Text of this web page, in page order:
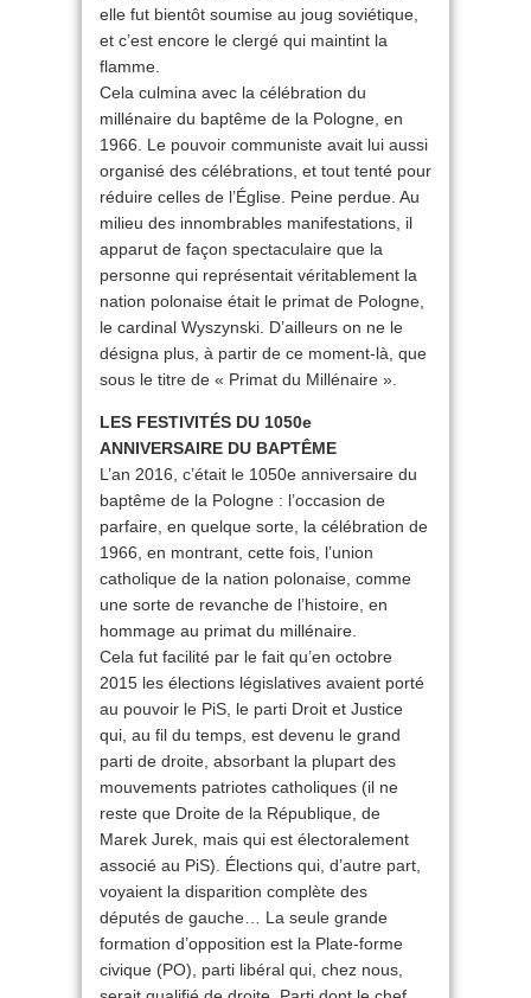
elle fut bientôt soumise au joug soviétique,
et c’est encore le clergé qui maintint la
flamme.
Cela culmina avec la célébration du
millénaire du baptême de la Pologne, en
1966. Le pouvoir communiste avait lui aussi
organisé des célébrations, et tout tenté pour
réduire celles de l’Église. Peine perdue. Au
milieu des innombrables manifestations, il
apparut de façon spectaculaire que la
personne qui représentait véritablement la
nation polonaise était le primat de Pologne,
le cardinal Wyszynski. D’ailleurs on ne le
désigna plus, à partir de ce moment-là, que
sous le titre de « Primat du Millénaire ».
LES FESTIVITÉS DU 1050e
ANNIVERSAIRE DU BAPTÊME
L’an 2016, c’était le 1050e anniversaire du
baptême de la Pologne : l’occasion de
parfaire, en quelque sorte, la célébration de
1966, en montrant, cette fois, l’union
catholique de la nation polonaise, comme
une sorte de revanche de l’histoire, en
hommage au primat du millénaire.
Cela fut facilité par le fait qu’en octobre
2015 les élections législatives avaient porté
au pouvoir le PiS, le parti Droit et Justice
qui, au fil du temps, est devenu le grand
parti de droite, absorbant la plupart des
mouvements patriotes catholiques (il ne
reste que Droite de la République, de
Marek Jurek, mais qui est électoralement
associé au PiS). Élections qui, d’autre part,
voyaient la disparition complète des
députés de gauche… La seule grande
formation d’opposition est la Plate-forme
civique (PO), parti libéral qui, chez nous,